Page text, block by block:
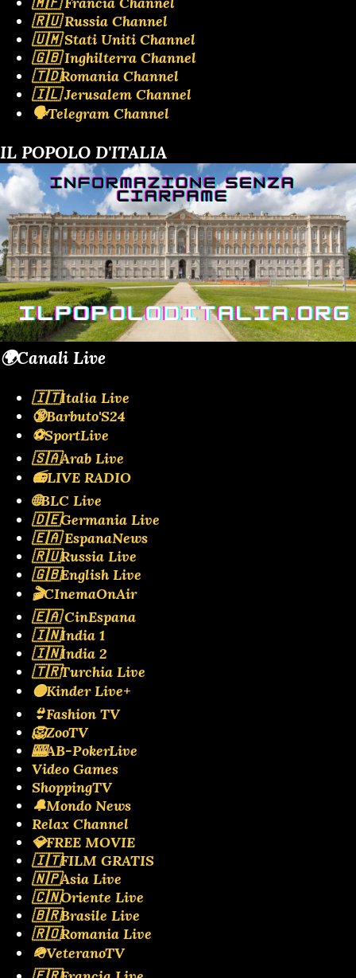
🇷🇺 Russia Channel
🇺🇲 Stati Uniti Channel
🇬🇧 Inghilterra Channel
🇹🇩Romania Channel
🇮🇱 Jerusalem Channel
🗣️Telegram Channel
IL POPOLO D'ITALIA
🌍Canali Live
🇮🇹Italia Live
🔞Barbuto'S24
⚽SportLive
🇸🇦Arab Live
📻LIVE RADIO
🌐BLC Live
🇩🇪Germania Live
🇪🇦 EspanaNews
🇷🇺Russia Live
🇬🇧English Live
🎬CInemaOnAir
🇪🇦 CinEspana
🇮🇳India 1
🇮🇳India 2
🇹🇷Turchia Live
🟡Kinder Live+
👙Fashion TV
🦁ZooTV
🎰AB-PokerLive
Video Games
ShoppingTV
🔔Mondo News
Relax Channel
💎FREE MOVIE
🇮🇹FILM GRATIS
🇳🇵Asia Live
🇨🇳Oriente Live
🇧🇷Brasile Live
🇷🇴Romania Live
🪖VeteranoTV